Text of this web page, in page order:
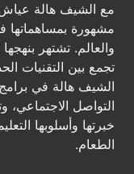
مع الشيف هالة
مشهورة
والعالم. تشتهر
تجمع بين التقنيات
الشيف هالة في
التواصل
خبرتها وأسلوبها
الطعام.